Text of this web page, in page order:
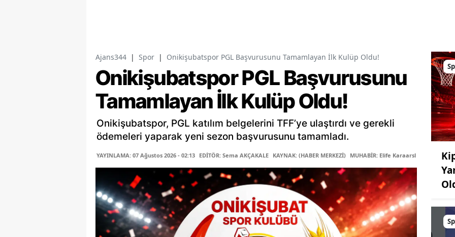
Ajans344 | Spor | Onikişubatspor PGL Başvurusunu Tamamlayan İlk Kulüp Oldu!
Onikişubatspor PGL Başvurusunu
Tamamlayan İlk Kulüp Oldu!
Onikişubatspor, PGL katılım belgelerini TFF’ye ulaştırdı ve gerekli
ödemeleri yaparak yeni sezon başvurusunu tamamladı.
YAYINLAMA: 07 Ağustos 2026 - 02:13 EDİTÖR: Sema AKÇAKALE KAYNAK: (HABER MERKEZİ) MUHABİR: Elife Karaarslan